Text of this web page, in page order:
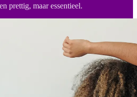
prettig, maar essentieel.